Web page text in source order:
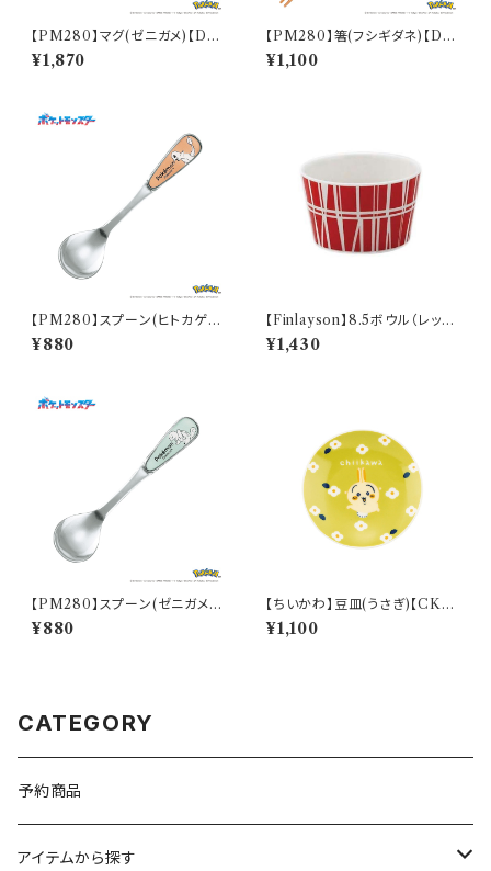
【PM280】マグ(ゼニガメ)【Dail
y Sketch】PM283-11
¥1,870
【PM280】箸(フシギダネ)【Dail
y Sketch】PM281-840
¥1,100
【PM280】スプーン(ヒトカゲ)
【Daily Sketch】PM282-850
¥880
【Finlayson】8.5ボウル（レッ
ド）【コロナ】
¥1,430
【PM280】スプーン(ゼニガメ)
【Daily Sketch】PM283-850
¥880
【ちいかわ】豆皿(うさぎ)【CKW
20】CKW23-333
¥1,100
CATEGORY
予約商品
アイテムから探す